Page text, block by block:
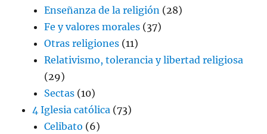
Enseñanza de la religión (28)
Fe y valores morales (37)
Otras religiones (11)
Relativismo, tolerancia y libertad religiosa
(29)
Sectas (10)
4 Iglesia católica (73)
Celibato (6)